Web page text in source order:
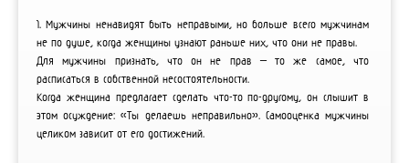
1. Мужчины ненавидят быть неправыми, но больше всего мужчинам
не по душе, когда женщины узнают раньше них, что они не правы.
Для мужчины признать, что он не прав – то же самое, что
расписаться в собственной несостоятельности.
Когда женщина предлагает сделать что-то по-другому, он слышит в
этом осуждение: «Ты делаешь неправильно». Самооценка мужчины
целиком зависит от его достижений.